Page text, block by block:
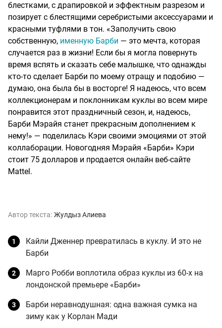
блестками, с драпировкой и эффектным разрезом и
позирует с блестящими серебристыми аксессуарами и
красными туфлями в тон. «Заполучить свою
собственную, именную Барби — это мечта, которая
случается раз в жизни! Если бы я могла повернуть
время вспять и сказать себе малышке, что однажды
кто-то сделает Барби по моему отращу и подобию —
думаю, она была бы в восторге! Я надеюсь, что всем
коллекционерам и поклонникам куклы во всем мире
понравится этот праздничный сезон, и, надеюсь,
Барби Мэрайя станет прекрасным дополнением к
нему!» — поделилась Кэри своими эмоциями от этой
коллаборации. Новогодняя Мэрайя «Барби» Кэри
стоит 75 долларов и продается онлайн веб-сайте
Mattel.
Автор текста: Жулдыз Алиева
Кайли Дженнер превратилась в куклу. И это не
Барби
Марго Робби воплотила образ куклы из 60-х на
лондонской премьере «Барби»
Барби неравнодушная: одна важная сумка на
зиму как у Корлан Мади